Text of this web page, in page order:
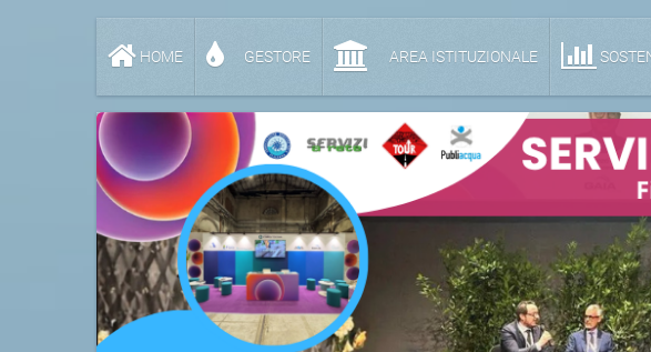
HOME GESTORE AREA ISTITUZIONALE